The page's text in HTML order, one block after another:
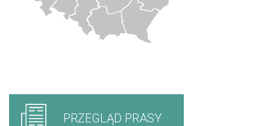
PRZEGLĄD PRASY